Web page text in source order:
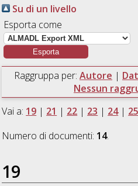
Su di un livello
Esporta come
Raggruppa per: Autore |
Nessun
Vai a: 19 | 21 | 22 | 23 | 24| 25
Numero di documenti: 14.
19